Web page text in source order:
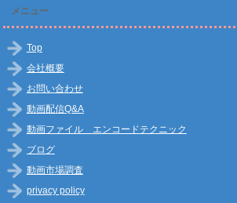
メニュー
Top
会社概要
お問い合わせ
動画配信Q&A
動画ファイル エンコードテクニック
ブログ
動画市場調査
privacy policy